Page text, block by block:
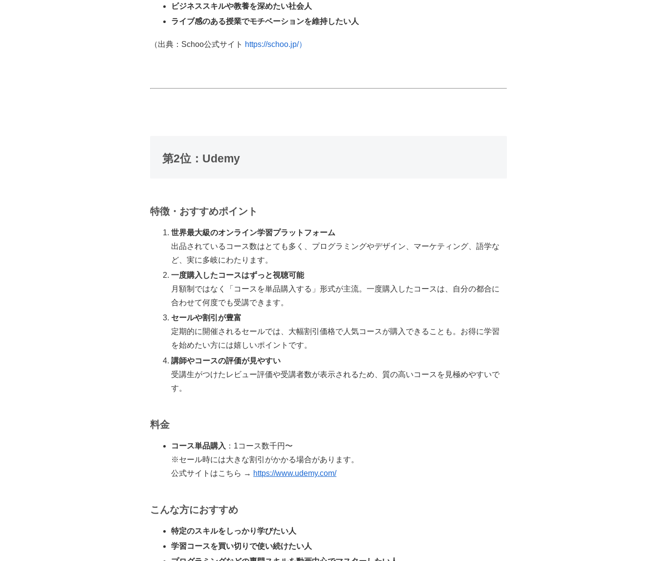
ビジネススキルや教養を深めたい社会人
ライブ感のある授業でモチベーションを維持したい人
（出典：Schoo公式サイト https://schoo.jp/）
第2位：Udemy
特徴・おすすめポイント
世界最大級のオンライン学習プラットフォーム
出品されているコース数はとても多く、プログラミングやデザイン、マーケティング、語学な
ど、実に多岐にわたります。
一度購入したコースはずっと視聴可能
月額制ではなく「コースを単品購入する」形式が主流。一度購入したコースは、自分の都合に
合わせて何度でも受講できます。
セールや割引が豊富
定期的に開催されるセールでは、大幅割引価格で人気コースが購入できることも。お得に学習
を始めたい方には嬉しいポイントです。
講師やコースの評価が見やすい
受講生がつけたレビュー評価や受講者数が表示されるため、質の高いコースを見極めやすいで
す。
料金
コース単品購入 ：1コース数千円〜
※セール時には大きな割引がかかる場合があります。
公式サイトはこちら → https://www.udemy.com/
こんな方におすすめ
特定のスキルをしっかり学びたい人
学習コースを買い切りで使い続けたい人